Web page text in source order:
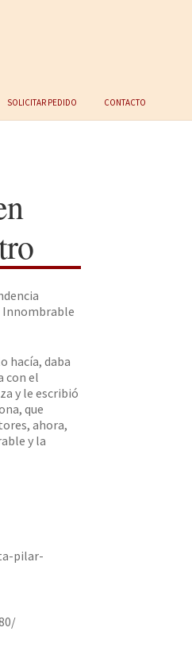
Solicitar Pedido Contacto
Innombrable
hacía, daba
con el
y le escribió
que
ahora,
y la
pilar-